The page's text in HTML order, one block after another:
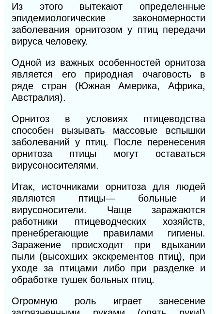
Из этого вытекают определенные
эпидемиологические закономерности
заболевания орнитозом у птиц передачи
вируса человеку.
Одной из важных особенностей орнитоза
является его природная очаговость в
ряде стран (Южная Америка, Африка,
Австралия).
Орнитоз в условиях птицеводства
способен вызывать массовые вспышки
заболеваний у птиц. После перенесения
орнитоза птицы могут оставаться
вирусоносителями.
Итак, источниками орнитоза для людей
являются птицы— больные и
вирусоносители. Чаще заражаются
работники птицеводческих хозяйств,
пренебрегающие правилами гигиены.
Заражение происходит при вдыхании
пыли (высохших экскрементов птиц), при
уходе за птицами либо при разделке и
обработке тушек больных птиц.
Огромную роль играет занесение